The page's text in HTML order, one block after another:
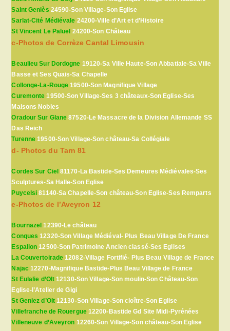
Saint Geniès 24590-Son Village-Son Eglise
Sarlat-Cité Médiévale 24200-Ville d’Art et d’Histoire
St Vincent Le Paluel 24200-Son Château
c-Photos de Corrèze Cantal Limousin
Beaulieu Sur Dordogne 19120-Sa Ville Haute-Son Abbatiale-Sa Ville
Basse et Ses Quais-Sa Chapelle
Collonge-La-Rouge 19500-Son Magnifique Village
Curemonte 19500-Son Village-Ses 3 châteaux-Son Eglise-Ses
Maisons Nobles
Oradour Sur Glane 87520-Le Massacre de la Division Allemande SS
Das Reich
Turenne 19500-Son Village-Son château-Sa Collégiale
d- Photos du Tarn 81
Cordes Sur Ciel 81170-La Bastide-Ses Demeures Médiévales-Ses
Sculptures-Sa Halle-Son Eglise
Puycelsi 81140-Sa Chapelle-Son château-Son Eglise-Ses Remparts
e-Photos de l’Aveyron 12
Bournazel 12390-Le château
Conques 12320-Son Village Médiéval- Plus Beau Village De France
Espalion 12500-Son Patrimoine Ancien classé-Ses Eglises
La Couvertoirade 12082-Village Fortifié- Plus Beau Village de France
Najac12270-Magnifique Bastide-Plus Beau Village de France
St Eulalie d’Olt 12130-Son Village-Son moulin-Son Château-Son
Eglise-l’Atelier de Gigi
St Geniez d’Olt12130-Son Village-Son cloître-Son Eglise
Villefranche de Rouergue12200-Bastide Gd Site Midi-Pyrénées
Villeneuve d’Aveyron 12260-Son Village-Son château-Son Eglise